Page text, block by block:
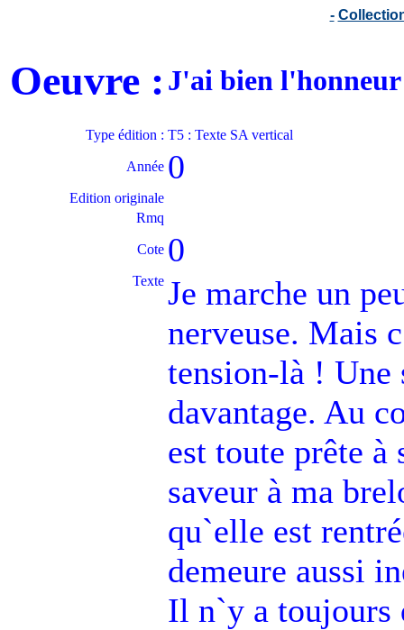
-
Oeuvre : J'ai bien
Type édition : T5 : Texte SA vertical
Année 0
Edition originale
Rmq
Cote 0
Texte Je marche un
nerveuse. Mais
tension-là ! Une
davantage. Au
est toute prête à
saveur à ma
qu`elle est
demeure aussi
Il n`y a toujours